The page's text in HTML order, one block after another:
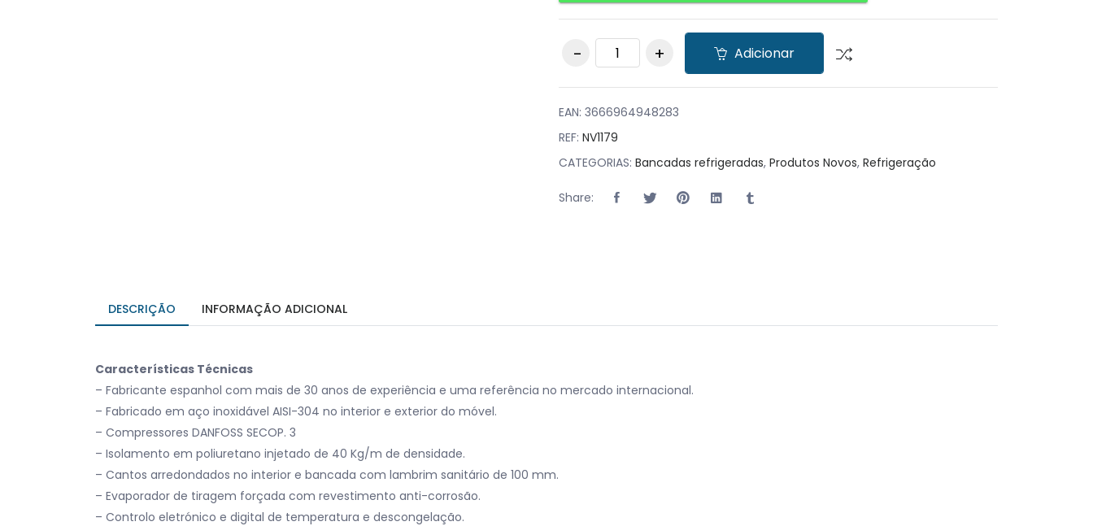
Bancada
Refrigerada quantity
Adicionar
EAN: 3666964948283
REF: NV1179
CATEGORIAS: Bancadas refrigeradas, Produtos Novos, Refrigeração
Share:
DESCRIÇÃO INFORMAÇÃO ADICIONAL
Características Técnicas
– Fabricante espanhol com mais de 30 anos de experiência e uma referência no mercado internacional.
– Fabricado em aço inoxidável AISI-304 no interior e exterior do móvel.
– Compressores DANFOSS SECOP. 3
– Isolamento em poliuretano injetado de 40 Kg/m de densidade.
– Cantos arredondados no interior e bancada com lambrim sanitário de 100 mm.
– Evaporador de tiragem forçada com revestimento anti-corrosão.
– Controlo eletrónico e digital de temperatura e descongelação.